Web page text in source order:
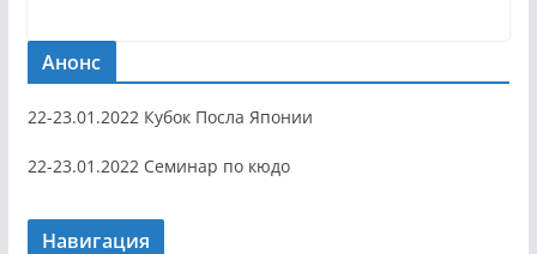
Анонс
22-23.01.2022 Кубок Посла Японии
22-23.01.2022 Семинар по кюдо
Навигация